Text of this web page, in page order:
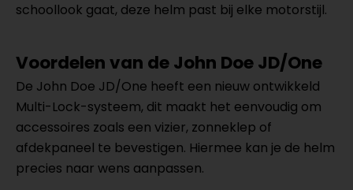
schoollook gaat, deze helm past bij elke motorstijl.
Voordelen van de John Doe JD/One
De John Doe JD/One heeft een nieuw ontwikkeld
Multi-Lock-systeem, dit maakt het eenvoudig om
accessoires zoals een vizier, zonneklep of
afdekpaneel te bevestigen. Hiermee kan je de helm
precies naar wens aanpassen.